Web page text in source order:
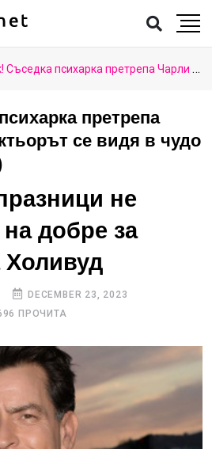
психарка претрепа Чарли Шийн (Актьорът се видя в чудо – Подробности)
претрепа
се видя в чудо
не
добре за
Холивуд
DECEMBER 23, 2023
ПРОЧИТА